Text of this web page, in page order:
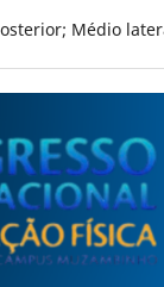
Médio